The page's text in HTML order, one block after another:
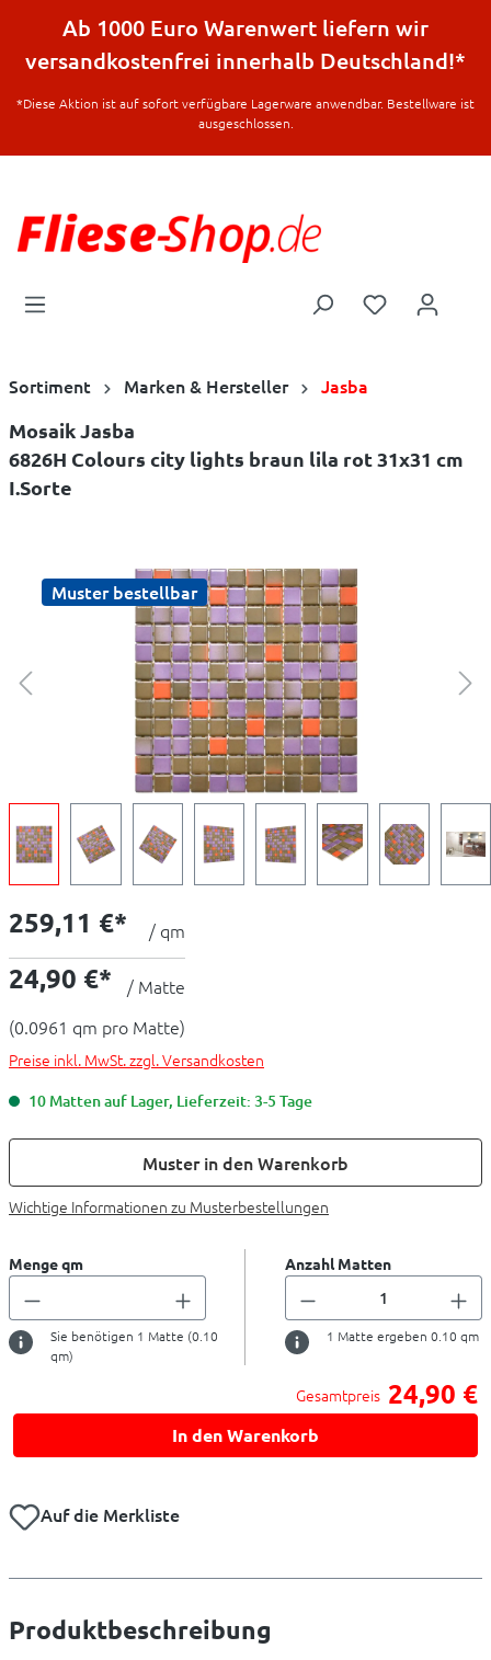
springen
Ab 1000 Euro Warenwert liefern wir
versandkostenfrei innerhalb Deutschland!*
*Diese Aktion ist auf sofort verfügbare Lagerware anwendbar. Bestellware ist
ausgeschlossen.
Sortiment Marken & Hersteller Jasba
Mosaik Jasba
6826H Colours city lights braun lila rot 31x31 cm
I.Sorte
Muster bestellbar
259,11 €* / qm
24,90 €*
/ Matte
(0.0961 qm pro Matte)
Preise inkl. MwSt. zzgl. Versandkosten
10 Matten auf Lager, Lieferzeit: 3-5 Tage
Muster in den Warenkorb
Wichtige Informationen zu Musterbestellungen
Menge qm
Sie benötigen 1 Matte (0.10
qm)
Anzahl Matten
1 Matte ergeben 0.10 qm
Gesamtpreis 24,90 €
In den Warenkorb
Auf die Merkliste
Produktbeschreibung